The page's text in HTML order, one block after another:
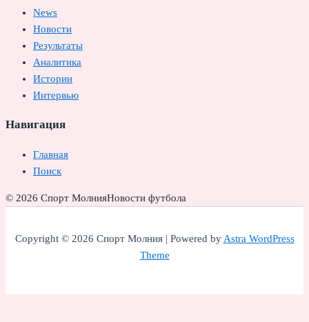
News
Новости
Результаты
Аналитика
Истории
Интервью
Навигация
Главная
Поиск
© 2026 Спорт МолнияНовости футбола
Copyright © 2026 Спорт Молния | Powered byAstra WordPress
Theme